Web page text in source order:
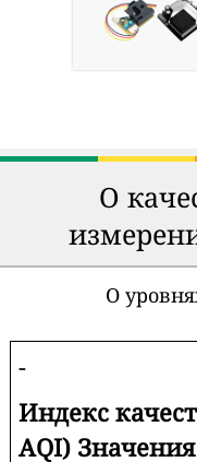
О
О
-
Индекс
AQI) Значения